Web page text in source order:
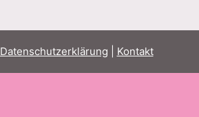
Datenschutzerklärung Kontakt